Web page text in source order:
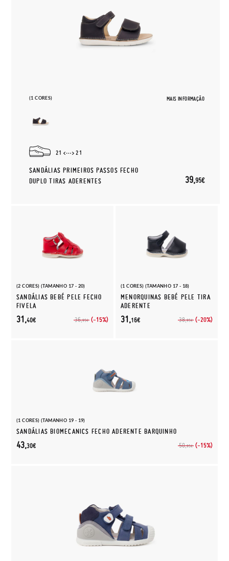
(1 CORES) MAIS INFORMAÇÃO
21 21
SANDÁLIAS PRIMEIROS PASSOS FECHO
DUPLO TIRAS ADERENTES
39,95€
(2 CORES) (TAMANHO 17 - 20)
SANDÁLIAS BEBÉ PELE FECHO
FIVELA
36,95€ (-15%)
31,40€
(1 CORES) (TAMANHO 17 - 18)
MENORQUINAS BEBÉ PELE TIRA
ADERENTE
38,95€ (-20%)
31,16€
(1 CORES) (TAMANHO 19 - 19)
SANDÁLIAS BIOMECANICS FECHO ADERENTE BARQUINHO
50,95€ (-15%)
43,30€